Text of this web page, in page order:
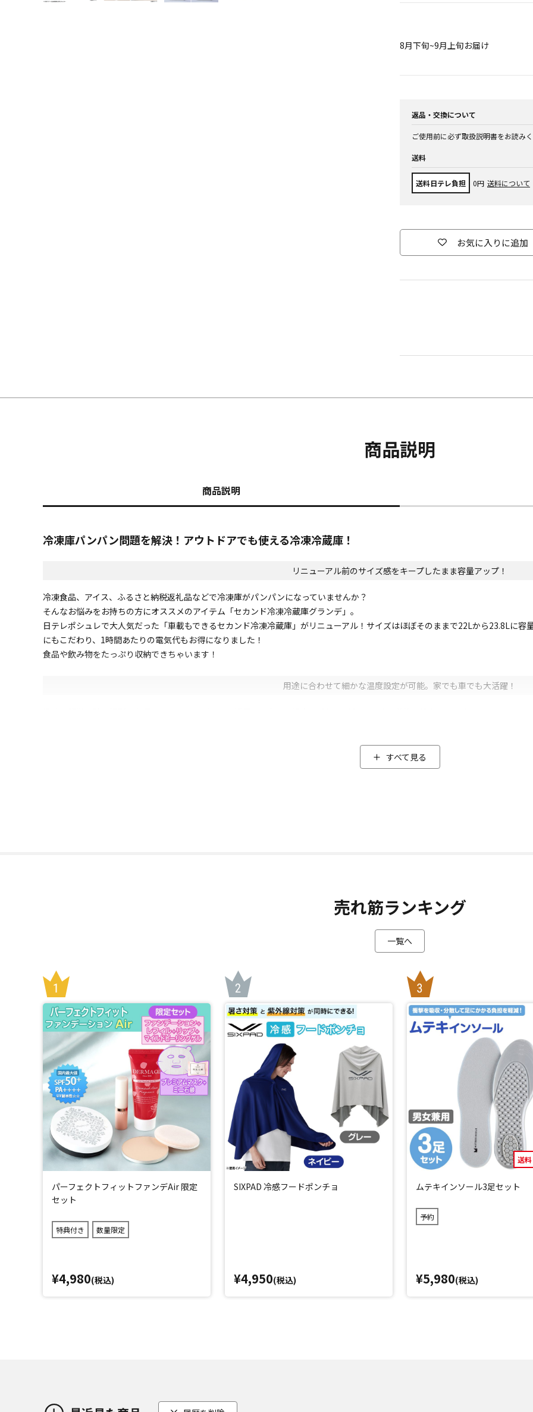
8月下旬~9月上旬お届け
返品・交換について
ご使用前に必ず取扱説明書をお読み
送料
送料日テレ負担 0円 送料について
お気に入りに追加
商品説明
商品説明
冷凍庫パンパン問題を解決！アウトドアでも使える冷凍冷蔵庫！
リニューアル前のサイズ感をキープしたまま容量アップ！
冷凍食品、アイス、ふるさと納税返礼品などで冷凍庫がパンパンになっていませんか？
そんなお悩みをお持ちの方にオススメのアイテム「セカンド冷凍冷蔵庫グランデ」。
日テレポシュレで大人気だった「車載もできるセカンド冷凍冷蔵庫」がリニューアル！サイズはほぼそのままで22Lから23.8Lに
にもこだわり、1時間あたりの電気代もお得になりました！
食品や飲み物をたっぷり収納できちゃいます！
用途に合わせて細かな温度設定が可能。家でも車でも大活躍！
冷却を急いでいないときや長く使う場合はECOモードに切り替えることで消費電力を抑えることができます。
すべて見る
売れ筋ランキング
一覧へ
パーフェクトフィットファンデAir 限定
セット
特典付き 数量限定
¥4,980(税込)
SIXPAD 冷感フードポンチョ
¥4,950(税込)
送
ムテキインソール3足セット
予約
¥5,980(税込)